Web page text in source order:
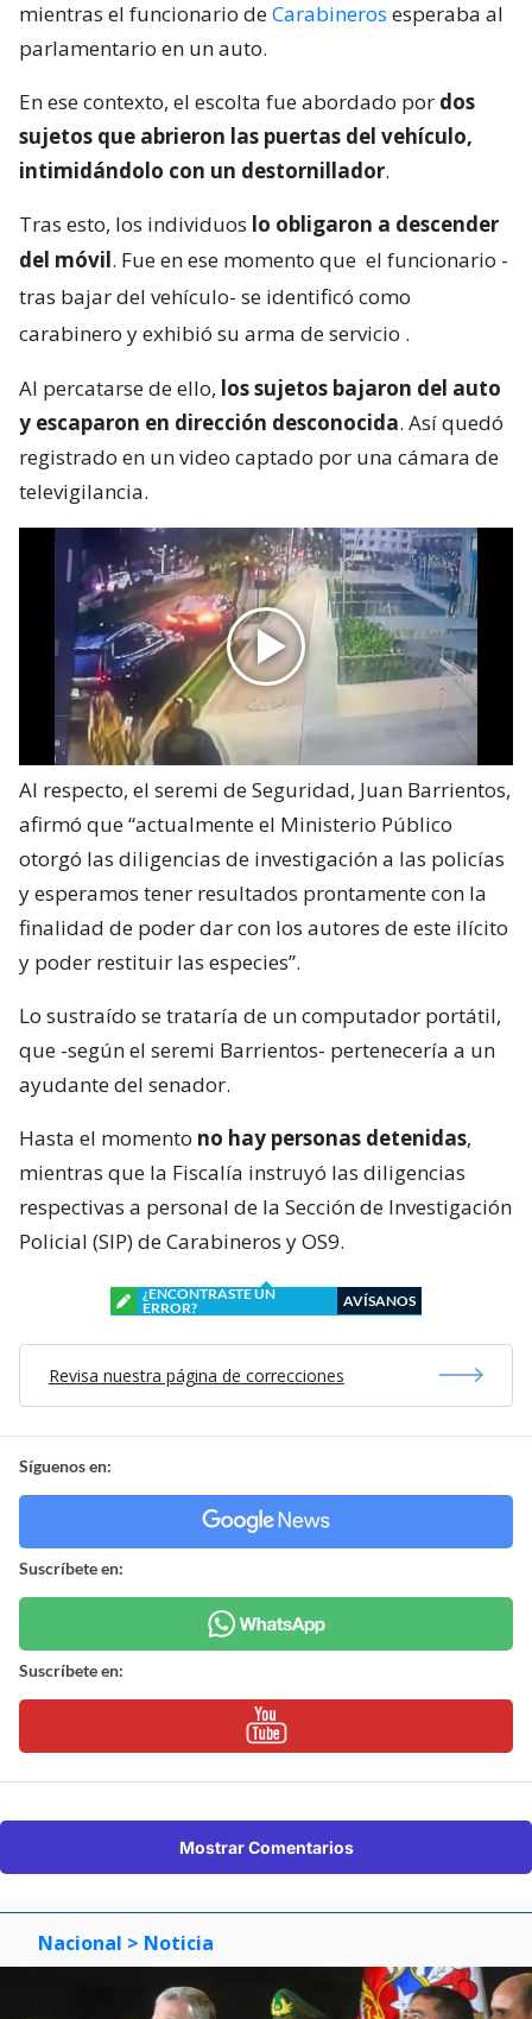
mientras el funcionario deCarabineros esperaba al
parlamentario en un auto.
En ese contexto, el escolta fue abordado por dos
sujetos que abrieron las puertas del vehículo,
intimidándolo con un destornillador.
Tras esto, los individuos lo obligaron a descender
del móvil. Fue en ese momento que el funcionario -
tras bajar del vehículo- se identificó como
carabinero y exhibió su arma de servicio .
Al percatarse de ello, los sujetos bajaron del auto
y escaparon en dirección desconocida. Así quedó
registrado en un video captado por una cámara de
televigilancia.
Al respecto, el seremi de Seguridad, Juan Barrientos,
afirmó que “actualmente el Ministerio Público
otorgó las diligencias de investigación a las policías
y esperamos tener resultados prontamente con la
finalidad de poder dar con los autores de este ilícito
y poder restituir las especies”.
Lo sustraído se trataría de un computador portátil,
que -según el seremi Barrientos- pertenecería a un
ayudante del senador.
Hasta el momento no hay personas detenidas,
mientras que la Fiscalía instruyó las diligencias
respectivas a personal de la Sección de Investigación
Policial (SIP) de Carabineros y OS9.
¿ENCONTRASTE UN
ERROR?
AVÍSANOS
Revisa nuestra página de correcciones
Síguenos en:
Suscríbete en:
Suscríbete en:
Mostrar Comentarios
Nacional > Noticia